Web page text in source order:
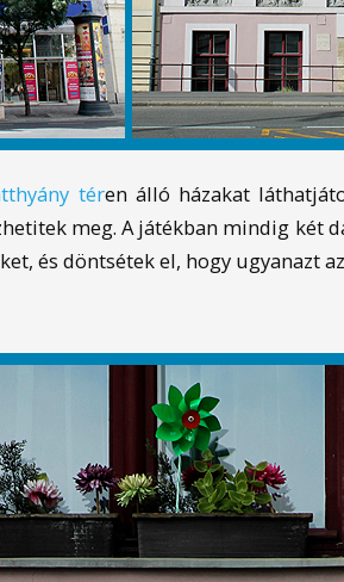
téren álló házakat
meg. A játékban mindig két
és döntsétek el, hogy ugyanazt